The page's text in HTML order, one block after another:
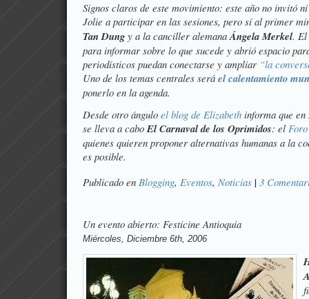
Signos claros de este movimiento: este año no invitó
Jolie a participar en las sesiones, pero sí al primer
Tan Dung y a la canciller alemanaÁngela Merkel.
para informar sobre lo que sucede y abrió espacio
periodísticos puedan conectarse y ampliar “la
Uno de los temas centrales será el calentamiento
ponerlo en la agenda.
Desde otro ángulo el blog de Elizabeth informa que
se lleva a caboEl Carnaval de los Oprimidos: el
quienes quieren proponer alternativas humanas a la
es posible.
Publicado en Blogging, Eventos, Noticias | 3
Un evento abierto: Festicine Antioquia
Miércoles, Diciembre 6th, 2006